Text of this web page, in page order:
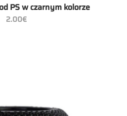
PS w czarnym kolorze
2.00€